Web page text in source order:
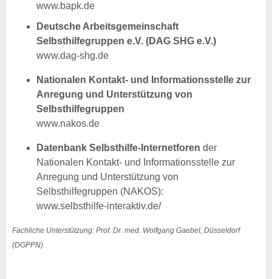
www.bapk.de
Deutsche Arbeitsgemeinschaft
Selbsthilfegruppen e.V. (DAG SHG e.V.)
www.dag-shg.de
Nationalen Kontakt- und Informationsstelle zur
Anregung und Unterstützung von
Selbsthilfegruppen
www.nakos.de
Datenbank Selbsthilfe-Internetforen der
Nationalen Kontakt- und Informationsstelle zur
Anregung und Unterstützung von
Selbsthilfegruppen (NAKOS):
www.selbsthilfe-interaktiv.de/
Fachliche Unterstützung: Prof. Dr. med. Wolfgang Gaebel, Düsseldorf
(DGPPN)